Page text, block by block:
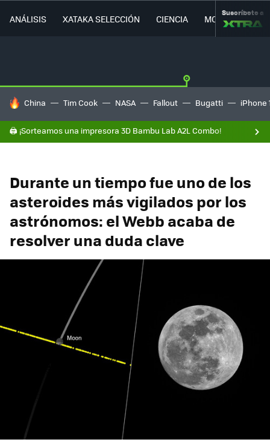
ANÁLISIS XATAKA SELECCIÓN CIENCIA MOVILIDAD
Suscríbete a
HOY SE HABLA DE
China Tim Cook NASA Fallout Bugatti iPhone
🖨️ ¡Sorteamos una impresora 3D Bambu Lab A2L Combo!
Durante un tiempo fue uno de los
asteroides más vigilados por los
astrónomos: el Webb acaba de
resolver una duda clave